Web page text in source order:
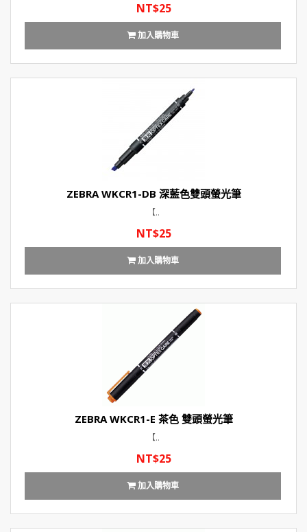
NT$25
加入購物車
ZEBRA WKCR1-DB 深藍色雙頭螢光筆
【..
NT$25
加入購物車
ZEBRA WKCR1-E 茶色 雙頭螢光筆
【..
NT$25
加入購物車